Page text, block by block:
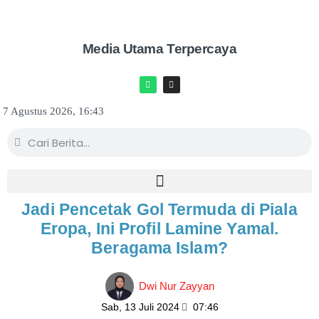
Media Utama Terpercaya
7 Agustus 2026, 16:43
Jadi Pencetak Gol Termuda di Piala
Eropa, Ini Profil Lamine Yamal.
Beragama Islam?
Dwi Nur Zayyan
Sab, 13 Juli 2024 07:46